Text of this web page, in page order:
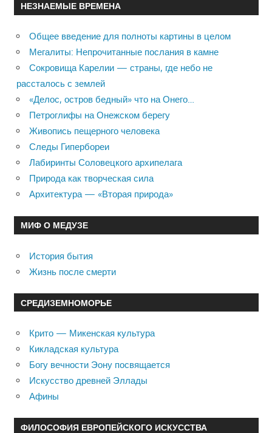
НЕЗНАЕМЫЕ ВРЕМЕНА
Общее введение для полноты картины в целом
Мегалиты: Непрочитанные послания в камне
Сокровища Карелии — страны, где небо не
рассталось с землей
«Делос, остров бедный» что на Онего…
Петроглифы на Онежском берегу
Живопись пещерного человека
Следы Гипербореи
Лабиринты Соловецкого архипелага
Природа как творческая сила
Архитектура — «Вторая природа»
МИФ О МЕДУЗЕ
История бытия
Жизнь после смерти
СРЕДИЗЕМНОМОРЬЕ
Крито — Микенская культура
Кикладская культура
Богу вечности Эону посвящается
Искусство древней Эллады
Афины
ФИЛОСОФИЯ ЕВРОПЕЙСКОГО ИСКУССТВА